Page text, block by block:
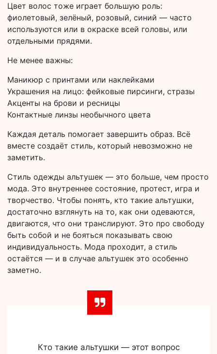
Цвет волос тоже играет большую роль:
фиолетовый, зелёный, розовый, синий — часто
используются или в окраске всей головы, или
отдельными прядями.
Не менее важны:
Маникюр с принтами или наклейками
Украшения на лицо: фейковые пирсинги, стразы
Акценты на брови и ресницы
Контактные линзы необычного цвета
Каждая деталь помогает завершить образ. Всё
вместе создаёт стиль, который невозможно не
заметить.
Стиль одежды альтушек — это больше, чем просто
мода. Это внутреннее состояние, протест, игра и
творчество. Чтобы понять, кто такие альтушки,
достаточно взглянуть на то, как они одеваются,
двигаются, что они транслируют. Это про свободу
быть собой и не бояться показывать свою
индивидуальность. Мода проходит, а стиль
остаётся — и в случае альтушек это особенно
заметно.
Кто такие альтушки — этот вопрос